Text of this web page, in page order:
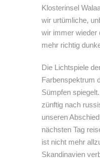
Klosterinsel
wir urtümliche,
wir immer wieder
mehr richtig
Die Lichtspiele
Farbenspektrum
Sümpfen
zünftig nach
unseren
nächsten Tag
ist nicht mehr
Skandinavien